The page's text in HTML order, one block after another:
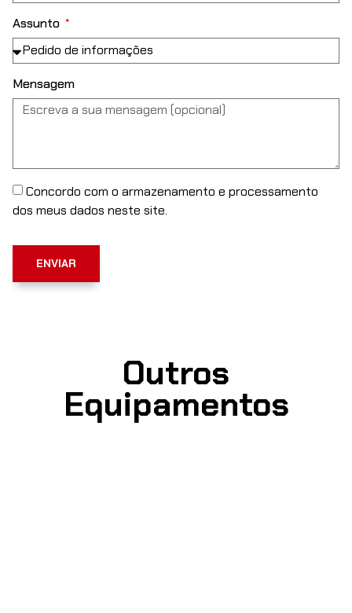
Assunto
Mensagem
Concordo com o armazenamento e processamento
dos meus dados neste site.
ENVIAR
Outros
Equipamentos